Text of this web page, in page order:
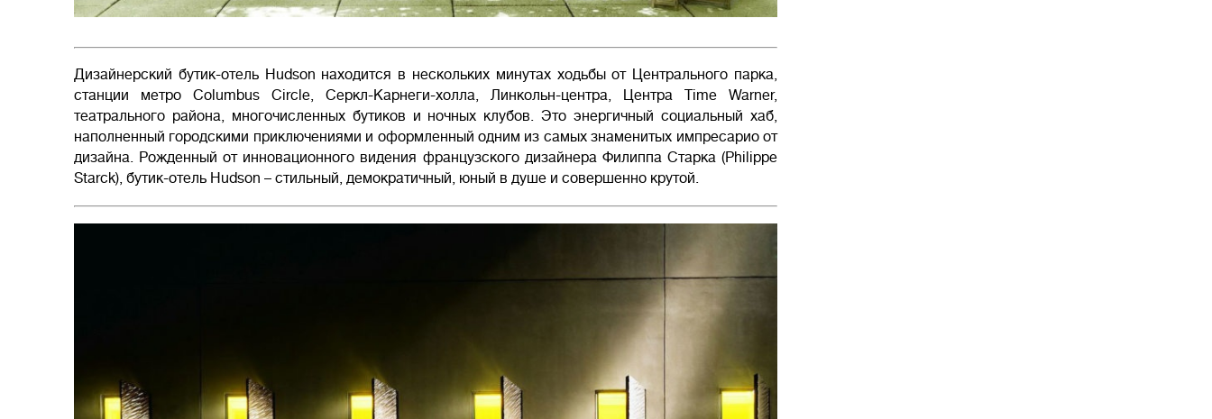
Дизайнерский бутик-отель Hudson находится в нескольких минутах ходьбы от Центрального парка,
станции метро Columbus Circle, Серкл-Карнеги-холла, Линкольн-центра, Центра Time Warner,
театрального района, многочисленных бутиков и ночных клубов. Это энергичный социальный хаб,
наполненный городскими приключениями и оформленный одним из самых знаменитых импресарио от
дизайна. Рожденный от инновационного видения французского дизайнера Филиппа Старка (Philippe
Starck), бутик-отель Hudson – стильный, демократичный, юный в душе и совершенно крутой.